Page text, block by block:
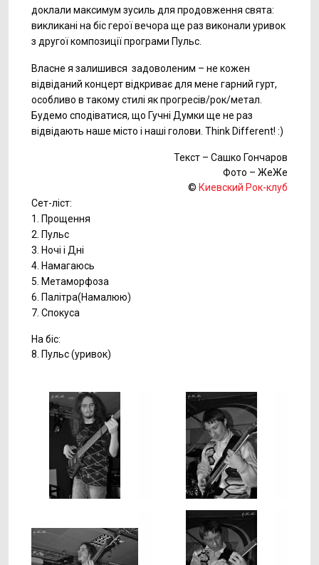
доклали максимум зусиль для продовження свята:
викликані на біс герої вечора ще раз виконали уривок
з другої композиції програми Пульс.
Власне я залишився задоволеним – не кожен
відвіданий концерт відкриває для мене гарний гурт,
особливо в такому стилі як прогресів/рок/метал.
Будемо сподіватися, що Гучні Думки ще не раз
відвідають наше місто і наші голови. Think Different! :)
Текст – Сашко Гончаров
Фото – ЖеЖе
© Киевский Рок-клуб
Сет-ліст:
1. Прощення
2. Пульс
3. Ночі і Дні
4. Намагаюсь
5. Метаморфоза
6. Палітра(Намалюю)
7. Спокуса
На біс:
8. Пульс (уривок)